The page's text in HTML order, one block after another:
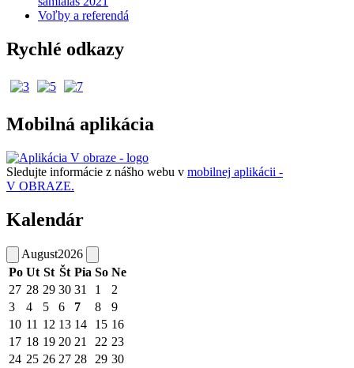
Voľby a referendá
Rychlé odkazy
Mobilná aplikácia
Sledujte informácie z nášho webu v mobilnej aplikácii -
V OBRAZE.
Kalendár
August2026
Po Ut St Št Pia So Ne
27 28 29 30 31 1
2
3
4 5 6 7 8
9
10 11 12 13 14 15 16
17 18 19 20 21 22 23
24 25 26 27 28 29 30